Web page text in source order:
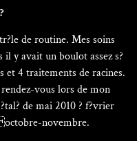
de routine. Mes soins
y avait un boulot assez s?
et 4 traitements de racines.
vous lors de mon
de mai 2010 ? f?vrier
novembre.